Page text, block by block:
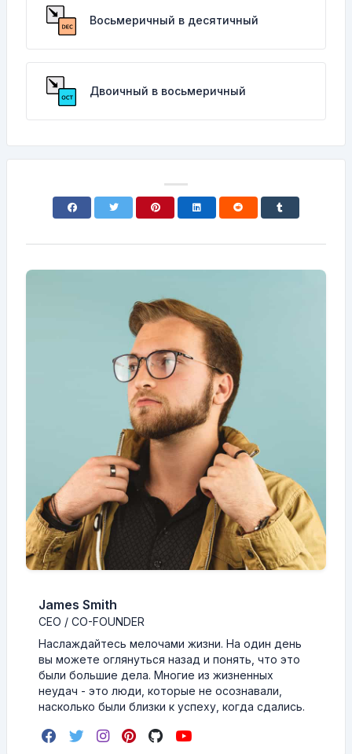
Восьмеричный в десятичный
Двоичный в восьмеричный
James Smith
CEO / CO-FOUNDER
Наслаждайтесь мелочами жизни. На один день
вы можете оглянуться назад и понять, что это
были большие дела. Многие из жизненных
неудач - это люди, которые не осознавали,
насколько были близки к успеху, когда сдались.